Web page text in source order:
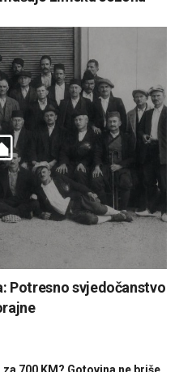
Potresno svjedočanstvo